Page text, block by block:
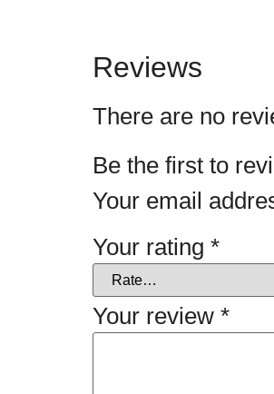
Reviews
There are no
Be the first to
Your email
Your rating *
Your review *